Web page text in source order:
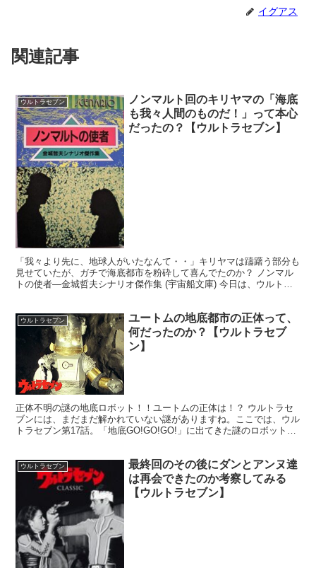
イグアス
関連記事
ウルトラセブン
ノンマルト回のキリヤマの「海底
も我々人間のものだ！」って本心
だったの？【ウルトラセブン】
「我々より先に、地球人がいたなんて・・」キリヤマは躊躇う部分も
見せていたが、ガチで海底都市を粉砕して喜んでたのか？ ノンマル
トの使者―金城哲夫シナリオ傑作集 (宇宙船文庫) 今日は、ウルトラ
ウルトラセブン
ユートムの地底都市の正体って、
何だったのか？【ウルトラセブ
ン】
正体不明の謎の地底ロボット！！ユートムの正体は！？ ウルトラセ
ブンには、まだまだ解かれていない謎がありますね。ここでは、ウル
トラセブン第17話。「地底GO!GO!GO!」に出てきた謎のロボット。
ウルトラセブン
最終回のその後にダンとアンヌ達
は再会できたのか考察してみる
【ウルトラセブン】